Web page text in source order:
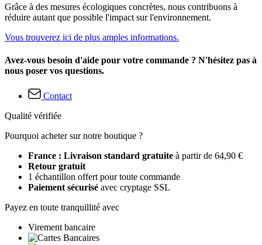
Grâce à des mesures écologiques concrètes, nous contribuons à
réduire autant que possible l'impact sur l'environnement.
Vous trouverez ici de plus amples informations.
Avez-vous besoin d'aide pour votre commande ? N'hésitez pas à
nous poser vos questions.
Contact
Qualité vérifiée
Pourquoi acheter sur notre boutique ?
France : Livraison standard gratuite à partir de 64,90 €
Retour gratuit
1 échantillon offert pour toute commande
Paiement sécurisé avec cryptage SSL
Payez en toute tranquillité avec
Virement bancaire